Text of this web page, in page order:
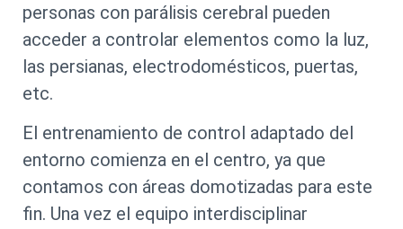
personas con parálisis cerebral pueden
acceder a controlar elementos como la luz,
las persianas, electrodomésticos, puertas,
etc.
El entrenamiento de control adaptado del
entorno comienza en el centro, ya que
contamos con áreas domotizadas para este
fin. Una vez el equipo interdisciplinar